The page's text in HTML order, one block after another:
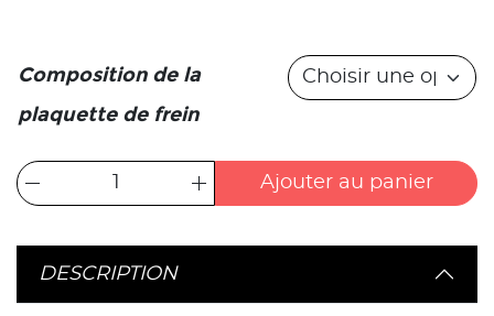
Composition de la
plaquette de frein
Ajouter au panier
DESCRIPTION